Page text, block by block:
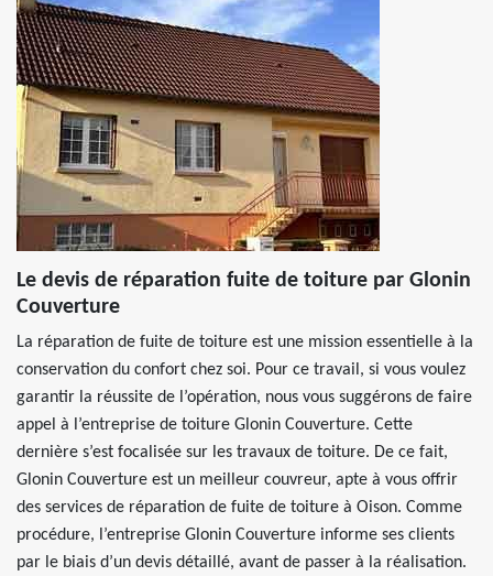
Le devis de réparation fuite de toiture par Glonin
Couverture
La réparation de fuite de toiture est une mission essentielle à la
conservation du confort chez soi. Pour ce travail, si vous voulez
garantir la réussite de l’opération, nous vous suggérons de faire
appel à l’entreprise de toiture Glonin Couverture. Cette
dernière s’est focalisée sur les travaux de toiture. De ce fait,
Glonin Couverture est un meilleur couvreur, apte à vous offrir
des services de réparation de fuite de toiture à Oison. Comme
procédure, l’entreprise Glonin Couverture informe ses clients
par le biais d’un devis détaillé, avant de passer à la réalisation.